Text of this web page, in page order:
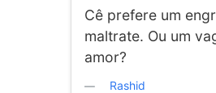
Cê prefere um
maltrate. Ou um
amor?
Rashid